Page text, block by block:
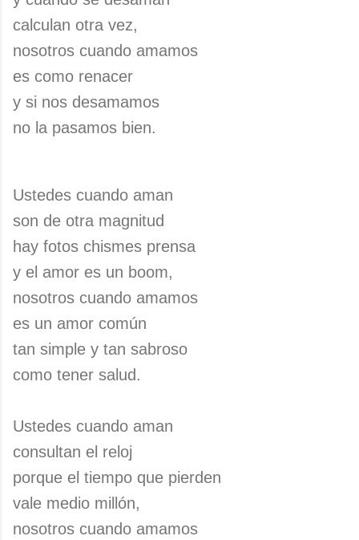
calculan otra vez,
nosotros cuando amamos
es como renacer
y si nos desamamos
no la pasamos bien.
Ustedes cuando aman
son de otra magnitud
hay fotos chismes prensa
y el amor es un boom,
nosotros cuando amamos
es un amor común
tan simple y tan sabroso
como tener salud.
Ustedes cuando aman
consultan el reloj
porque el tiempo que pierden
vale medio millón,
nosotros cuando amamos